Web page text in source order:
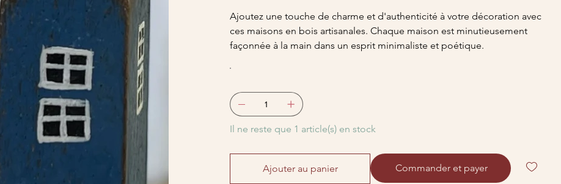
Ajoutez une touche de charme et d'authenticité à votre décoration avec
ces maisons en bois artisanales. Chaque maison est minutieusement
façonnée à la main dans un esprit minimaliste et poétique.
Il ne reste que 1 article(s) en stock
Ajouter au panier Commander et payer